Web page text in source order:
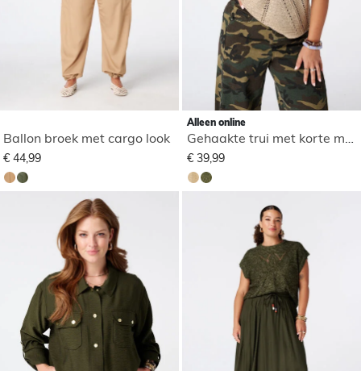
Ballon broek met cargo look
€ 44,99
Alleen online
Gehaakte trui met korte mouwen
€ 39,99